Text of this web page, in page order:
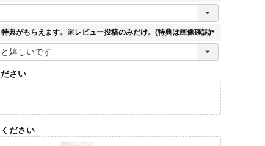
(
須
典がもらえます。※レビュー投稿のみだけ。(特典は画像確認)
(
)
さい
ださい